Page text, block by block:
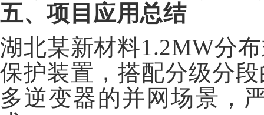
五、项目应用总结
湖北某新材料1.2MW分
保护装置，搭配分级分
多逆变器的并网场景，